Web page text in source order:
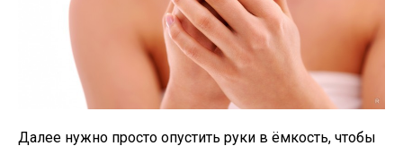
Далее нужно просто опустить руки в ёмкость, чтобы